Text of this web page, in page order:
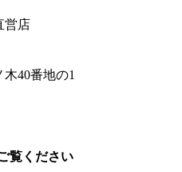
営店
40番地の1
覧ください